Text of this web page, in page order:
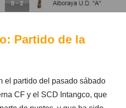
Partido de la
el partido del pasado sábado
CF y el SCD Intangco, que